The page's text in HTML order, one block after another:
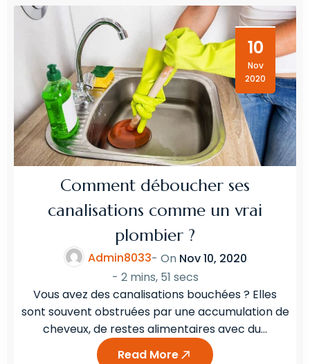
10
Nov
2020
Comment déboucher ses
canalisations comme un vrai
plombier ?
Admin8033- On Nov 10, 2020
- 2 mins, 51 secs
Vous avez des canalisations bouchées ? Elles
sont souvent obstruées par une accumulation de
cheveux, de restes alimentaires avec du…
Read More